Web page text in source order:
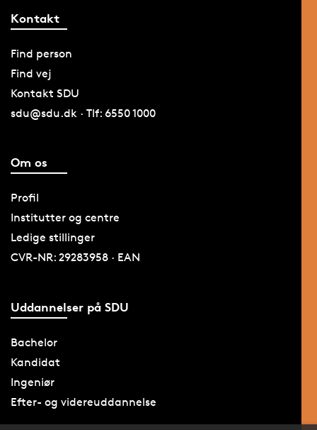
Kontakt
Find person
Find vej
Kontakt SDU
sdu@sdu.dk · Tlf: 6550 1000
Om os
Profil
Institutter og centre
Ledige stillinger
CVR-NR: 29283958 · EAN
Uddannelser på SDU
Bachelor
Kandidat
Ingeniør
Efter- og videreuddannelse